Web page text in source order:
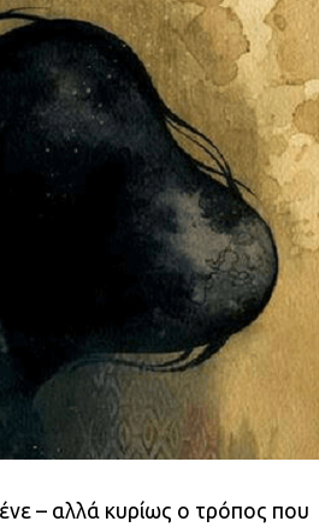
– αλλά κυρίως ο τρόπος που